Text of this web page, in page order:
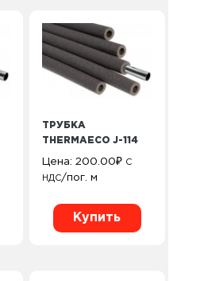
ТРУБКА
THERMAECO J-114
Цена: 200.00₽ С
НДС/пог. м
Купить